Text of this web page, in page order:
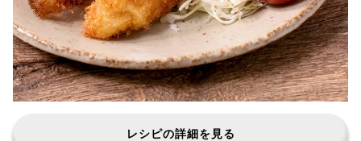
レシピの詳細を見る